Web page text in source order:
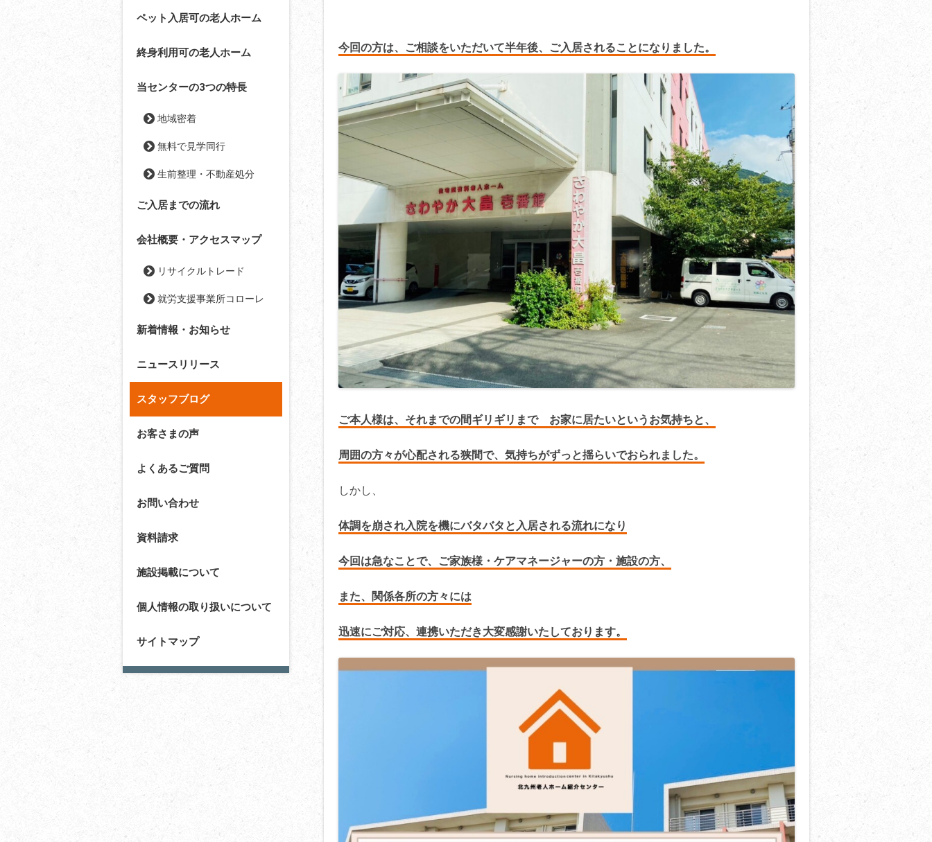
ペット入居可の老人ホーム
終身利用可の老人ホーム
当センターの3つの特長
地域密着
無料で見学同行
生前整理・不動産処分
ご入居までの流れ
会社概要・アクセスマップ
リサイクルトレード
就労支援事業所コローレ
新着情報・お知らせ
ニュースリリース
スタッフブログ
お客さまの声
よくあるご質問
お問い合わせ
資料請求
施設掲載について
個人情報の取り扱いについて
サイトマップ
今回の方は、ご相談をいただいて半年後、ご入居されることになりました。
ご本人様は、それまでの間ギリギリまで お家に居たいというお気持ちと、
周囲の方々が心配される狭間で、気持ちがずっと揺らいでおられました。
しかし、
体調を崩され入院を機にバタバタと入居される流れになり
今回は急なことで、ご家族様・ケアマネージャーの方・施設の方、
また、関係各所の方々には
迅速にご対応、 連携いただき大変感謝いたしております。